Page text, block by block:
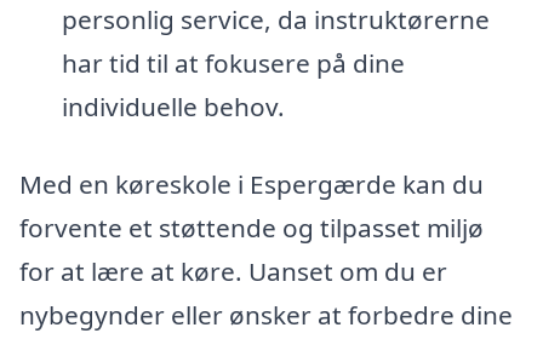
personlig service, da instruktørerne
har tid til at fokusere på dine
individuelle behov.
Med en køreskole i Espergærde kan du
forvente et støttende og tilpasset miljø
for at lære at køre. Uanset om du er
nybegynder eller ønsker at forbedre dine